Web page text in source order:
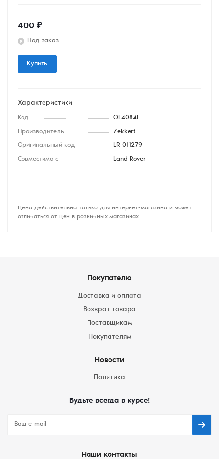
400 ₽
Под заказ
Купить
Характеристики
Код OF4084E
Производитель Zekkert
Оригинальный код LR 011279
Совместимо с Land Rover
Цена действительна только для интернет-магазина и может
отличаться от цен в розничных магазинах
Покупателю
Доставка и оплата
Возврат товара
Поставщикам
Покупателям
Новости
Политика
Будьте всегда в курсе!
Наши контакты